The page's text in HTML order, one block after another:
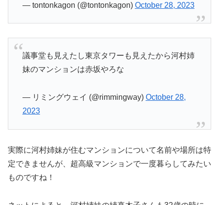
— tontonkagon (@tontonkagon) October 28, 2023
議事堂も見えたし東京タワーも見えたから河村姉
妹のマンションは赤坂やろな
— リミングウェイ (@rimmingway) October 28,
2023
実際に河村姉妹が住むマンションについて名前や場所は特
定できませんが、超高級マンションで一度暮らしてみたい
ものですね！